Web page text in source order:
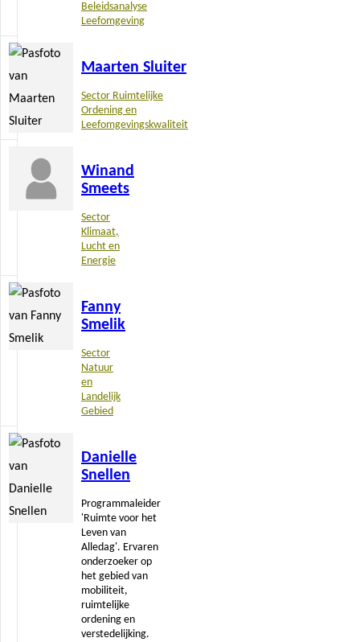
Beleidsanalyse
Leefomgeving
Maarten Sluiter
Sector Ruimtelijke
Ordening en
Leefomgevingskwaliteit
Lees
meer
Winand
Smeets
Sector
Klimaat,
Lucht en
Energie
Fanny
Smelik
Sector
Natuur
en
Landelijk
Gebied
Lees
meer
Danielle
Snellen
Programmaleider
'Ruimte voor het
Leven van
Alledag'. Ervaren
onderzoeker op
het gebied van
mobiliteit,
ruimtelijke
ordening en
verstedelijking.
Lees
meer